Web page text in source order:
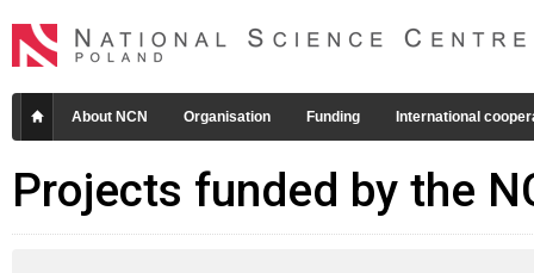
About NCN Organisation Funding International
Projects funded by the